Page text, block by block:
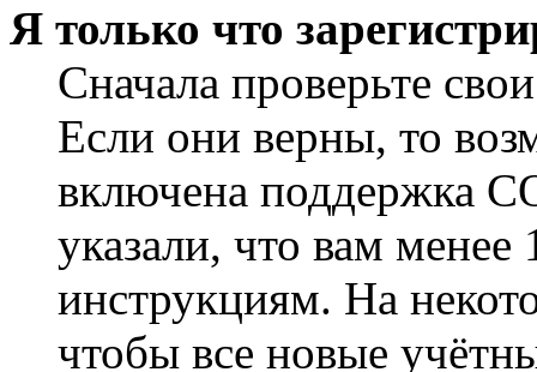
Я только что
Сначала проверьте
Если они верны, то
включена поддержка
указали, что вам
инструкциям. На
чтобы все новые